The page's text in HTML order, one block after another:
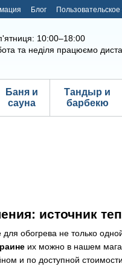
Блог
10:00–18:00
та неділя працюємо
Баня и
сауна
Тандыр и
барбекю
источник
обогрева не только
их можно в нашем
и по доступной стоимости.